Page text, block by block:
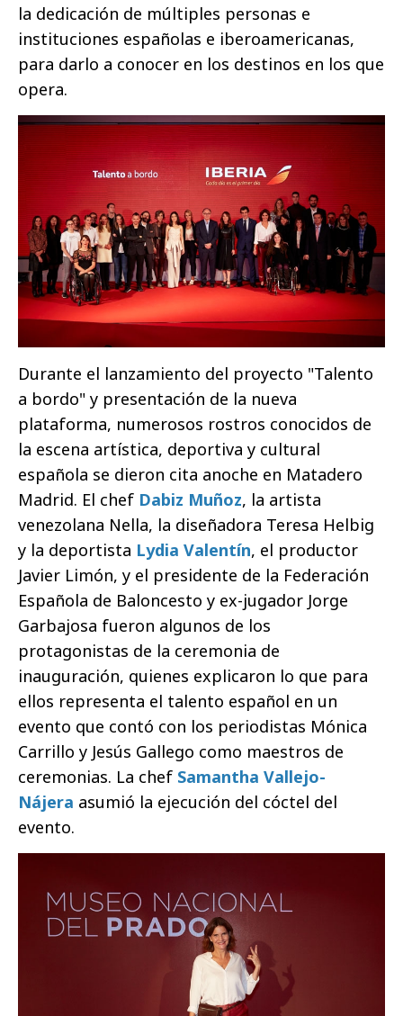
la dedicación de múltiples personas e
instituciones españolas e iberoamericanas,
para darlo a conocer en los destinos en los que
opera.
Durante el lanzamiento del proyecto "Talento
a bordo" y presentación de la nueva
plataforma, numerosos rostros conocidos de
la escena artística, deportiva y cultural
española se dieron cita anoche en Matadero
Madrid. El chef Dabiz Muñoz, la artista
venezolana Nella, la diseñadora Teresa Helbig
y la deportista Lydia Valentín, el productor
Javier Limón, y el presidente de la Federación
Española de Baloncesto y ex-jugador Jorge
Garbajosa fueron algunos de los
protagonistas de la ceremonia de
inauguración, quienes explicaron lo que para
ellos representa el talento español en un
evento que contó con los periodistas Mónica
Carrillo y Jesús Gallego como maestros de
ceremonias. La chef Samantha Vallejo-
Nájera asumió la ejecución del cóctel del
evento.